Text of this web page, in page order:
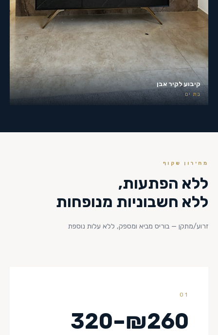
קיבוע לקיר אבן
בת ים
מחירון שקוף
ללא הפתעות,
ללא חשבוניות מנופחות
זרוע/מתקן — בוריס מביא ומספק, ללא עלות נוספת
01
₪260–320